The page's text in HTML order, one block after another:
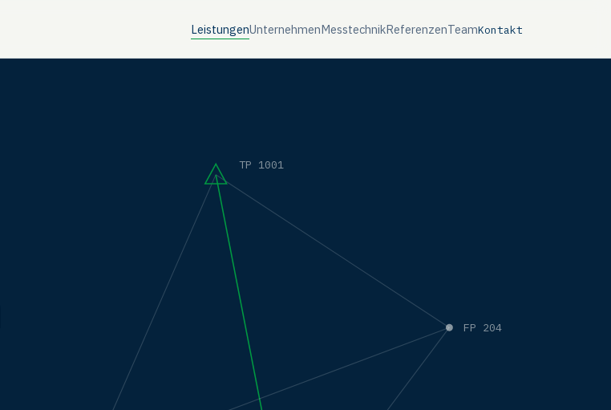
LeistungenUnternehmenMesstechnikReferenzenTeamKontakt
TP 1001
FP 204